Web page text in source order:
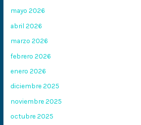
mayo 2026
abril 2026
marzo 2026
febrero 2026
enero 2026
diciembre 2025
noviembre 2025
octubre 2025